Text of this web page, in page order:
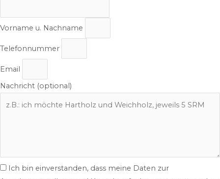
Vorname u. Nachname
Telefonnummer
Email
Nachricht (optional)
Ich bin einverstanden, dass meine Daten zur